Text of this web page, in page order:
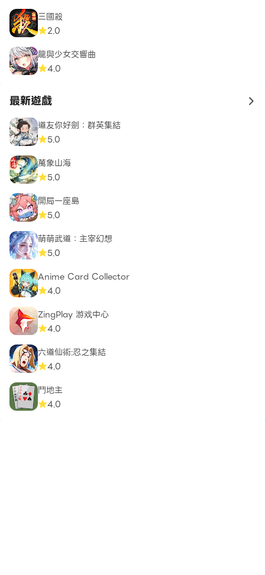
三國殺
2.0
龍與少女交響曲
4.0
最新遊戲 to
道友你好劍：群英集結
5.0
萬象山海
5.0
開局一座島
5.0
萌萌武道：主宰幻想
5.0
Anime Card Collector
4.0
ZingPlay 游戏中心
4.0
六道仙術:忍之集結
4.0
鬥地主
4.0